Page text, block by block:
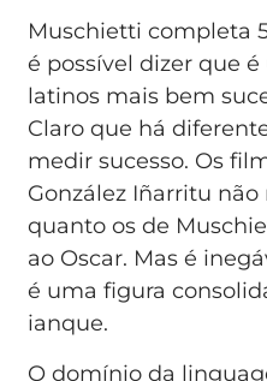
Muschietti completa
é possível dizer que
latinos mais bem
Claro que há
medir sucesso. Os
González Iñarritu
quanto os de
ao Oscar. Mas é
é uma figura
ianque.
O domínio da